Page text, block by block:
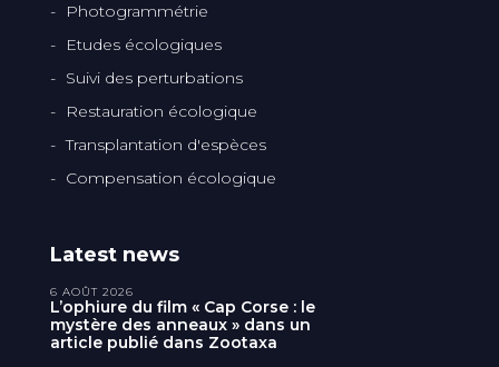
Photogrammétrie
Etudes écologiques
Suivi des perturbations
Restauration écologique
Transplantation d'espèces
Compensation écologique
Latest news
L’ophiure du film « Cap Corse : le
mystère des anneaux » dans un
article publié dans Zootaxa
6 AOÛT 2026